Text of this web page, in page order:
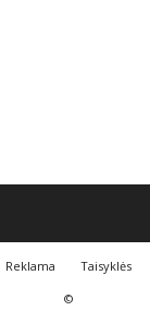
Reklama Taisyklės
©